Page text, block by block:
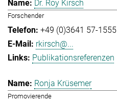
Dr. Roy Kirsch
Forschender
+49 (0)3641 57-1555
rkirsch@...
Publikationsreferenzen
Ronja Krüsemer
Promovierende